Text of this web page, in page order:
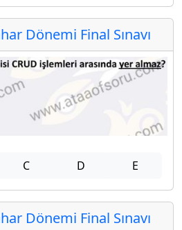
Dönemi Final Sınavı
C D E
Dönemi Final Sınavı